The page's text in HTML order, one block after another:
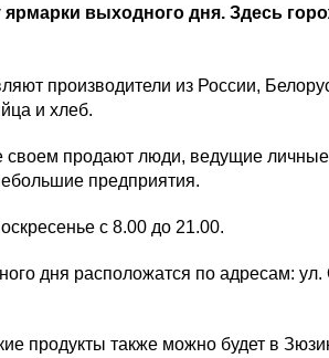
выходного дня. Здесь
производители из России,
и хлеб.
продают люди, ведущие
предприятия.
с 8.00 до 21.00.
дня расположатся по адресам:
продукты также можно будет в